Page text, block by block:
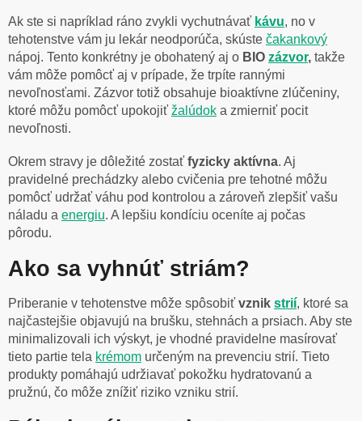
Ak ste si napríklad ráno zvykli vychutnávať kávu, no v
tehotenstve vám ju lekár neodporúča, skúste čakankový
nápoj. Tento konkrétny je obohatený aj o BIO zázvor, takže
vám môže pomôcť aj v prípade, že trpíte rannými
nevoľnosťami. Zázvor totiž obsahuje bioaktívne zlúčeniny,
ktoré môžu pomôcť upokojiť žalúdok a zmierniť pocit
nevoľnosti.
Okrem stravy je dôležité zostať fyzicky aktívna. Aj
pravidelné prechádzky alebo cvičenia pre tehotné môžu
pomôcť udržať váhu pod kontrolou a zároveň zlepšiť vašu
náladu a energiu. A lepšiu kondíciu oceníte aj počas
pôrodu.
Ako sa vyhnúť striám?
Priberanie v tehotenstve môže spôsobiť vznik strií, ktoré sa
najčastejšie objavujú na brušku, stehnách a prsiach. Aby ste
minimalizovali ich výskyt, je vhodné pravidelne masírovať
tieto partie tela krémom určeným na prevenciu strií. Tieto
produkty pomáhajú udržiavať pokožku hydratovanú a
pružnú, čo môže znížiť riziko vzniku strií.